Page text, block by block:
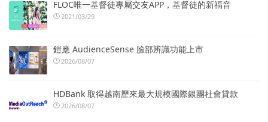
FLOC唯一基督徒專屬交友APP，基督徒的新福音
2021/03/29
鎧應 AudienceSense 臉部辨識功能上市
2026/08/07
HDBank 取得越南歷來最大規模國際銀團社會貸款
2026/08/07